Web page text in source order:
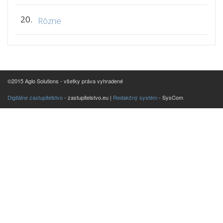
20. Rôzne
©2015 Aglo Solutions - všetky práva vyhradené
Digitálne zastupiteľstvo- zastupitelstvo.eu | Redakčný systém- SysCom